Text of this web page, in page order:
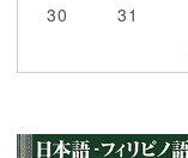
30
31